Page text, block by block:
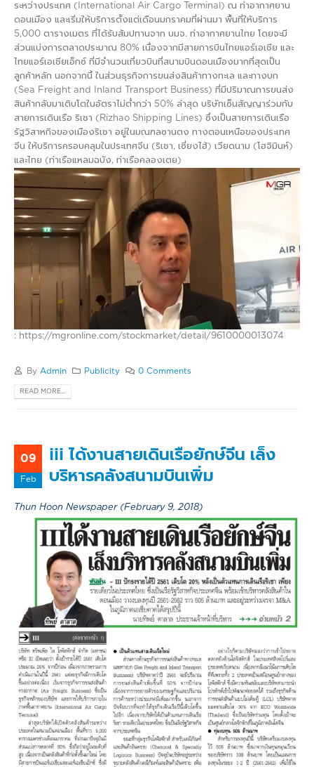
ระหว่างประเทศ (International Air Cargo Terminal) ณ ท่าอากาศยาน
ดอนเมือง และเริ่มให้บริการตั้งแต่เดือนมกราคมที่ผ่านมา พื้นที่ให้บริการ
5,000 ตารางเมตร ที่ได้รับสัมปทานจาก บมจ. ท่าอากาศยานไทย โดยจะมี
ส่วนแบ่งการตลาดประมาณ 80% เนื่องจากมีสายการบินไทยแอร์เอเชีย และ
ไทยแอร์เอเชียเอ็กซ์ ที่มีจำนวนเที่ยวบินที่สนามบินดอนเมืองมากที่สุดเป็น
ลูกค้าหลัก นอกจากนี้ ในส่วนธุรกิจการขนส่งสินค้าทางทะเล และทางบก
(Sea Freight and Inland Transport Business) ที่มีปริมาณการขนส่ง
สินค้ากลับมาเติบโตในอัตราไม่ต่ำกว่า 50% ล่าสุด บริษัทเซ็นสัญญาร่วมกับ
สายการเดินเรือ ริเชา (Rizhao Shipping Lines) ซึ่งเป็นสายการเดินเรือ
รัฐวิสาหกิจของเมืองริเชา อยู่ในมณฑลซานตง ทางตอนเหนือของประเทศ
จีน ให้บริการครอบคลุมในประเทศจีน (ริเชา, เซี่ยงไฮ้) เวียดนาม (โฮจิมินห์)
และไทย (ท่าเรือแหลมฉบัง, ท่าเรือคลองเตย)
: https://mgronline.com/stockmarket/detail/9610000013074
By Admin Publicity 0 Comments
READ MORE...
09
Feb
iii ได้งานสายเดินเรือยักษ์จีน เล็ง
บริหารคลังสนามบินเพิ่ม
Thun Hoon Newspaper (February 9, 2018)